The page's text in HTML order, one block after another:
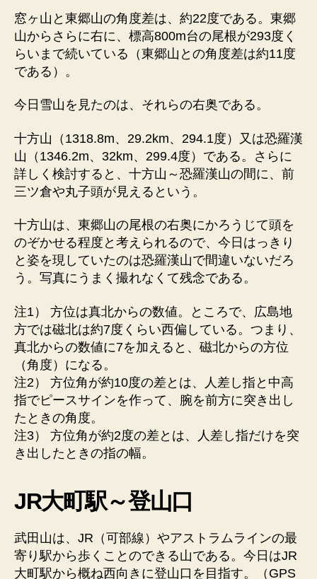
窓ヶ山と東郷山の角度差は、約22度である。東郷
山からさらに右に、標高800m台の尾根が293度く
らいまで続いている（東郷山との角度差は約11度
である）。
今日雪山を見たのは、それらの右奥である。
十方山（1318.8m、29.2km、294.1度）又は恐羅漢
山（1346.2m、32km、299.4度）である。さらに
詳しく検討すると、十方山～恐羅漢山の間に、前
三ツ倉や丸子頭が見えるという。
十方山は、東郷山の尾根の右奥にかろうじて頭を
のぞかせる程度と考えられるので、今日はっきり
と姿を現していたのは恐羅漢山で間違いないだろ
う。写真にうまく撮れなくて残念である。
注1） 方位は真北からの数値。ところで、広島地
方では磁北は約7度くらい西偏している。つまり、
真北からの数値に7を加えると、磁北からの方位
（角度）になる。
注2） 方位角が約10度の差とは、人差し指と中高
指でピースサインを作って、腕を前方に突き出し
たときの角度。
注3） 方位角が約2度の差とは、人差し指だけを突
き出したときの指の幅。
JR大町駅～登山口
武田山は、JR（可部線）やアストラムラインの最
寄り駅から歩くことのできる山である。今日はJR
大町駅から概ね西向きに登山口を目指す。（GPS